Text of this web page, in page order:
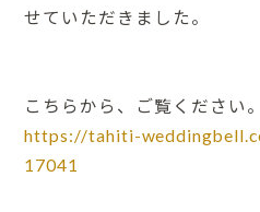
せていただきました。
こちらから、ご覧ください。
https://tahiti-
17041